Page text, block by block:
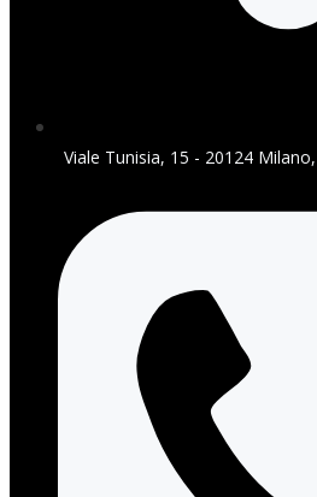
Viale Tunisia, 15 - 20124